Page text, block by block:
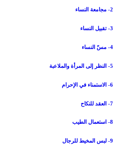
2- مجامعة النساء
3- تقبيل النساء
4- مسّ النساء
5- النظر إلى المرأة والملاعبة
6- الاستمناء في الإحرام
7- العقد للنكاح
8- استعمال الطيب
9- لبس المخيط للرجال